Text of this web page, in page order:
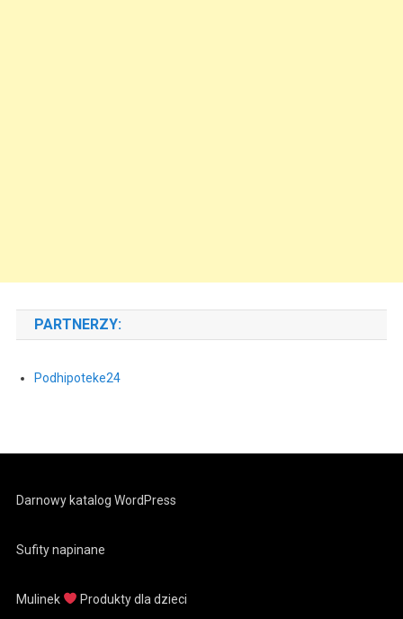
PARTNERZY:
Podhipoteke24
Darnowy katalog WordPress
Sufity napinane
Mulinek Produkty dla dzieci